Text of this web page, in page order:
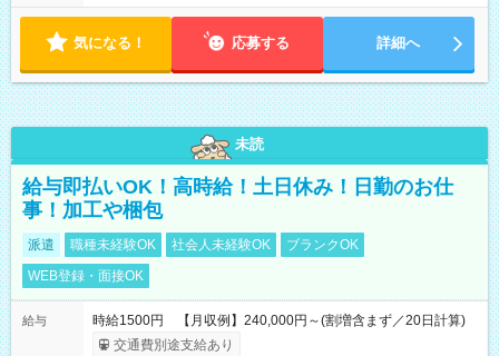
気になる！ 応募する 詳細へ
未読
給与即払いOK！高時給！土日休み！日勤のお仕
事！加工や梱包
派遣 職種未経験OK 社会人未経験OK
ブランクOK
WEB登録・面接OK
給与
時給1500円 【月収例】240,000円～(割増含まず／20日計算)
交通費別途支給あり